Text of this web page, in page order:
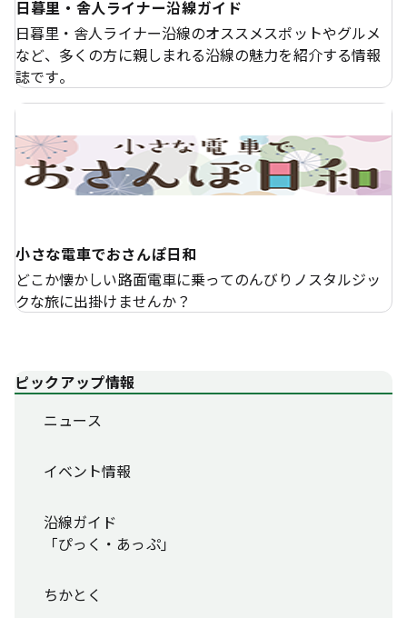
日暮里・舎人ライナー沿線ガイド
日暮里・舎人ライナー沿線のオススメスポットやグルメ
など、多くの方に親しまれる沿線の魅力を紹介する情報
誌です。
小さな電車でおさんぽ日和
どこか懐かしい路面電車に乗ってのんびりノスタルジッ
クな旅に出掛けませんか？
ピックアップ情報
ニュース
イベント情報
沿線ガイド
「ぴっく・あっぷ」
ちかとく